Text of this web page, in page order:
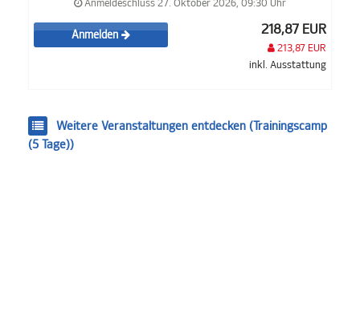
Anmeldeschluss 27. Oktober 2026, 09:30 Uhr
Anmelden 218,87 EUR
213,87 EUR
inkl. Ausstattung
Weitere Veranstaltungen entdecken (Trainingscamp
(5 Tage))